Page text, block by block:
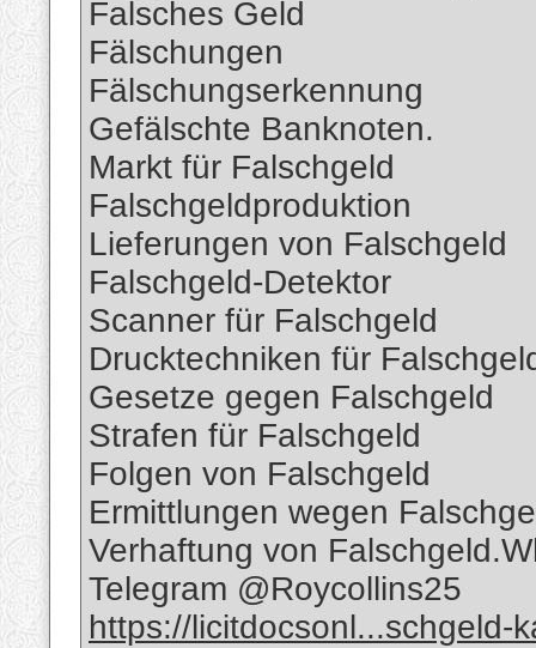
Falsches Geld
Fälschungen
Fälschungserkennung
Gefälschte Banknoten.
Markt für Falschgeld
Falschgeldproduktion
Lieferungen von Falschgeld
Falschgeld-Detektor
Scanner für Falschgeld
Drucktechniken für
Gesetze gegen Falschgeld
Strafen für Falschgeld
Folgen von Falschgeld
Ermittlungen wegen
Verhaftung von
Telegram @Roycollins25
https://licitdocsonl...schgeld-